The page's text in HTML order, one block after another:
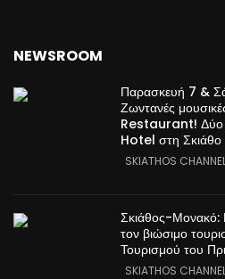
NEWSROOM
Παρασκευή 7 &
Ζωντανές
Restaurant! Δύο
Hotel στη Σκιάθο
SKIATHOS
Σκιάθος-Μονακό:
τον βιώσιμο
Τουρισμού του
SKIATHOS